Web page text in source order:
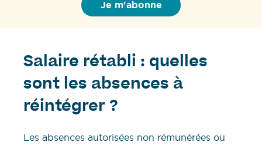
Salaire rétabli : quelles
sont les absences à
réintégrer ?
Les absences autorisées non rémunérées ou